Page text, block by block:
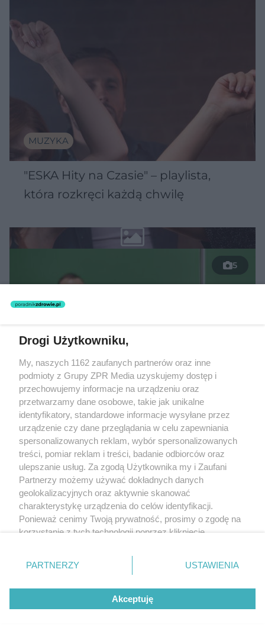
MUZYKA
"ESKA Hity na Czasie" – playlista,
która rozkręci każdą chwilę
5
Daleko do pięciu porcji dziennie.
Badanie pokazuje, jak Polacy
naprawdę jedzą warzywa i owoce
TEKST SPONSOROWANY
Drogi Użytkowniku,
My, naszych 1162 zaufanych partnerów oraz inne
podmioty z Grupy ZPR Media uzyskujemy dostęp i
przechowujemy informacje na urządzeniu oraz
przetwarzamy dane osobowe, takie jak unikalne
identyfikatory, standardowe informacje wysyłane przez
urządzenie czy dane przeglądania w celu zapewniania
spersonalizowanych reklam, wybór spersonalizowanych
treści, pomiar reklam i treści, badanie odbiorców oraz
ulepszanie usług. Za zgodą Użytkownika my i Zaufani
Partnerzy możemy używać dokładnych danych
geolokalizacyjnych oraz aktywnie skanować
charakterystykę urządzenia do celów identyfikacji.
Ponieważ cenimy Twoją prywatność, prosimy o zgodę na
korzystanie z tych technologii poprzez kliknięcie
zmienić/wycofać klikając przycisk ustawień prywatności
znajdujący się w lewym dolnym rogu strony
rodzaje przetwarzania danych nie wymagają zgody
użytkownika, ale masz prawo sprzeciwić się takiemu
przetwarzaniu. Preferencje będą miały zastosowanie tylko
PARTNERZY USTAWIENIA
Akceptuję